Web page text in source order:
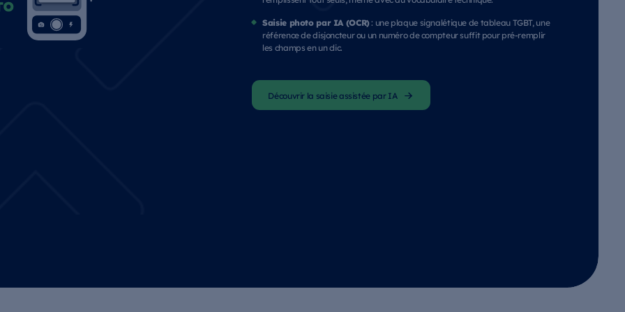
Saisie photo par IA (OCR): une plaque signalétique de tableau TGBT, une
référence de disjoncteur ou un numéro de compteur suffit pour pré-remplir
les champs en un clic.
Découvrir la saisie assistée par IA